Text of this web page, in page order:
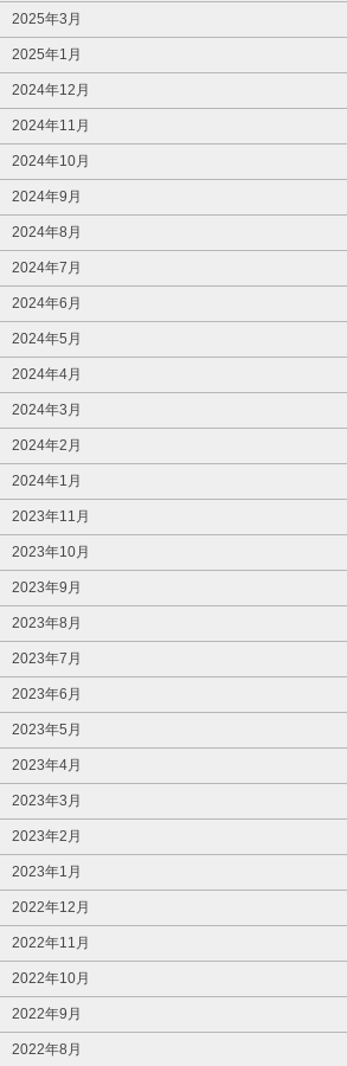
2025年3月
2025年1月
2024年12月
2024年11月
2024年10月
2024年9月
2024年8月
2024年7月
2024年6月
2024年5月
2024年4月
2024年3月
2024年2月
2024年1月
2023年11月
2023年10月
2023年9月
2023年8月
2023年7月
2023年6月
2023年5月
2023年4月
2023年3月
2023年2月
2023年1月
2022年12月
2022年11月
2022年10月
2022年9月
2022年8月